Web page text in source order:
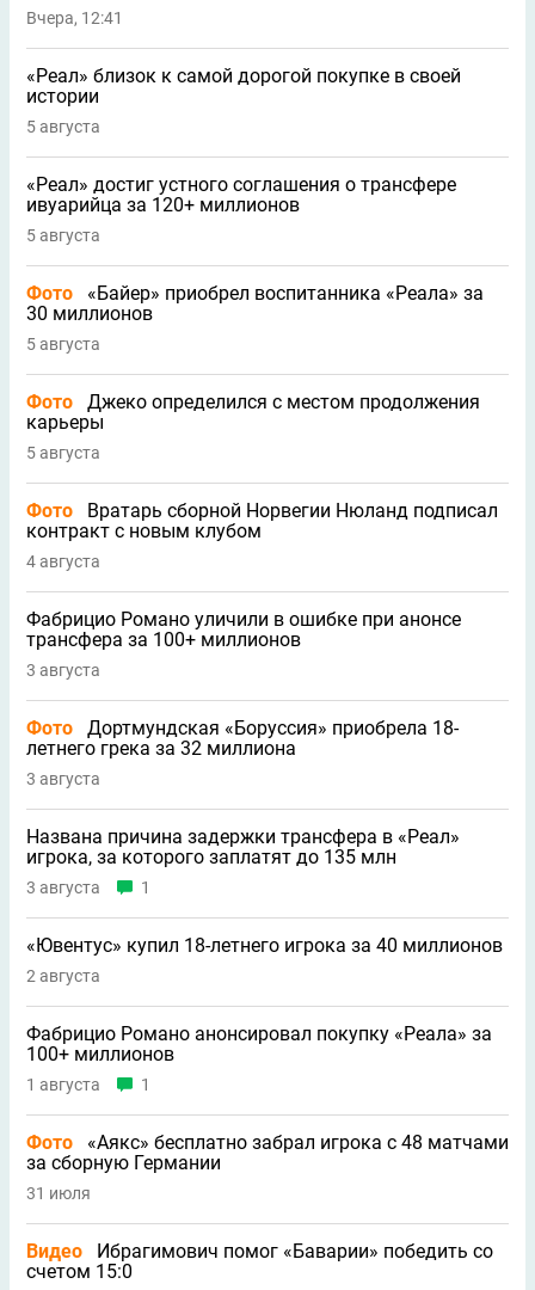
Вчера, 12:41
«Реал» близок к самой дорогой покупке в своей
истории
5 августа
«Реал» достиг устного соглашения о трансфере
ивуарийца за 120+ миллионов
5 августа
Фото
«Байер» приобрел воспитанника «Реала» за
30 миллионов
5 августа
Фото
Джеко определился с местом продолжения
карьеры
5 августа
Фото
Вратарь сборной Норвегии Нюланд подписал
контракт с новым клубом
4 августа
Фабрицио Романо уличили в ошибке при анонсе
трансфера за 100+ миллионов
3 августа
Фото
Дортмундская «Боруссия» приобрела 18-
летнего грека за 32 миллиона
3 августа
Названа причина задержки трансфера в «Реал»
игрока, за которого заплатят до 135 млн
3 августа 1
«Ювентус» купил 18-летнего игрока за 40 миллионов
2 августа
Фабрицио Романо анонсировал покупку «Реала» за
100+ миллионов
1 августа 1
Фото
«Аякс» бесплатно забрал игрока с 48 матчами
за сборную Германии
31 июля
Видео
Ибрагимович помог «Баварии» победить со
счетом 15:0